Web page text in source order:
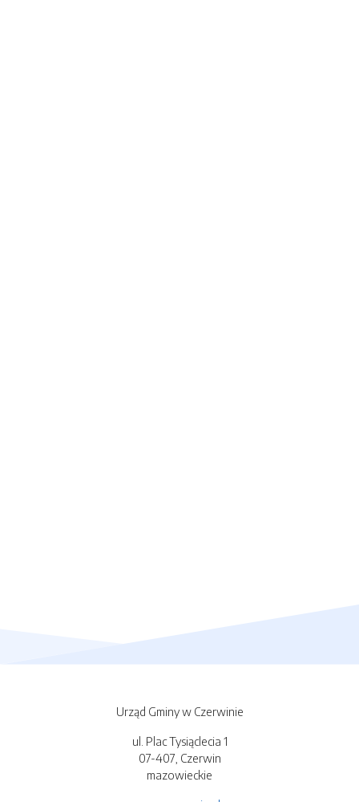
Urząd Gminy w Czerwinie
ul. Plac Tysiąclecia 1
07-407, Czerwin
mazowieckie